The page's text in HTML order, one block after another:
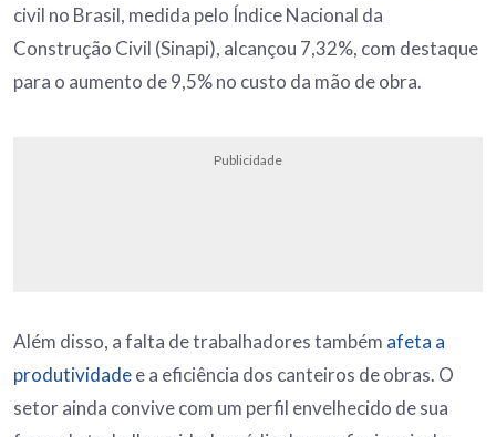
civil no Brasil, medida pelo Índice Nacional da
Construção Civil (Sinapi), alcançou 7,32%, com destaque
para o aumento de 9,5% no custo da mão de obra.
Publicidade
Além disso, a falta de trabalhadores também afeta a
produtividadee a eficiência dos canteiros de obras. O
setor ainda convive com um perfil envelhecido de sua